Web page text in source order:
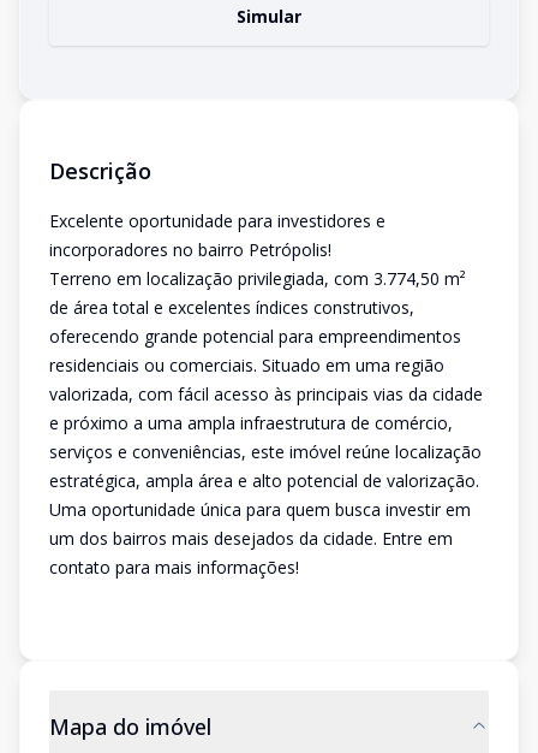
Simular
Descrição
Excelente oportunidade para investidores e
incorporadores no bairro Petrópolis!
Terreno em localização privilegiada, com 3.774,50 m²
de área total e excelentes índices construtivos,
oferecendo grande potencial para empreendimentos
residenciais ou comerciais. Situado em uma região
valorizada, com fácil acesso às principais vias da cidade
e próximo a uma ampla infraestrutura de comércio,
serviços e conveniências, este imóvel reúne localização
estratégica, ampla área e alto potencial de valorização.
Uma oportunidade única para quem busca investir em
um dos bairros mais desejados da cidade. Entre em
contato para mais informações!
Mapa do imóvel